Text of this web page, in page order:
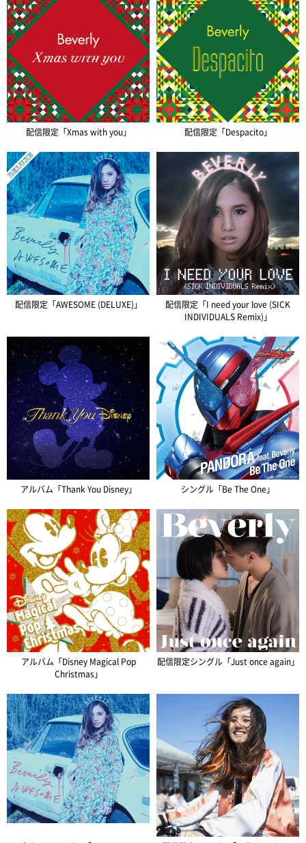
配信限定「Xmas with you」 配信限定「Despacito」
配信限定「AWESOME (DELUXE)」
配信限定「I need your love (SICK
INDIVIDUALS Remix)」
アルバム「Thank You Disney」 シングル「Be The One」
アルバム「Disney Magical Pop
Christmas」
配信限定シングル「Just once again」